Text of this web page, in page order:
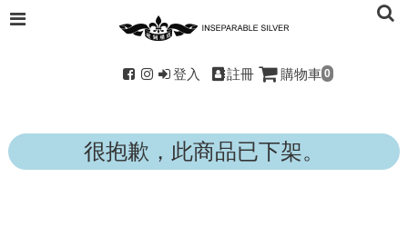
登入 註冊 購物車 0
很抱歉，此商品已下架。